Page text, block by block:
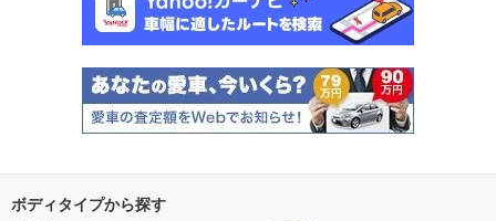
ボディタイプから探す